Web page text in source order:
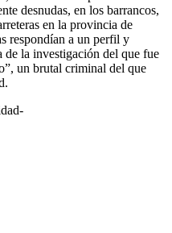
desnudas, en los barrancos,
en la provincia de
respondían a un perfil y
de la investigación del que fue
un brutal criminal del que